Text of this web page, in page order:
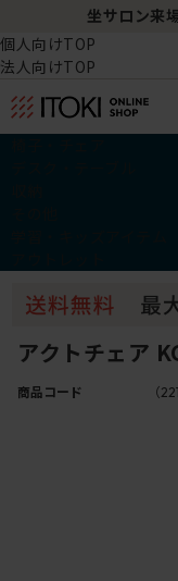
坐サロン来
個人向けTOP
法人向けTOP
アクトチェア
商品コード （